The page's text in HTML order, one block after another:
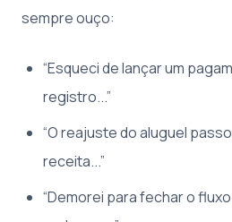
sempre ouço:
“Esqueci de lançar um
registro...”
“O reajuste do aluguel
receita...”
“Demorei para fechar o